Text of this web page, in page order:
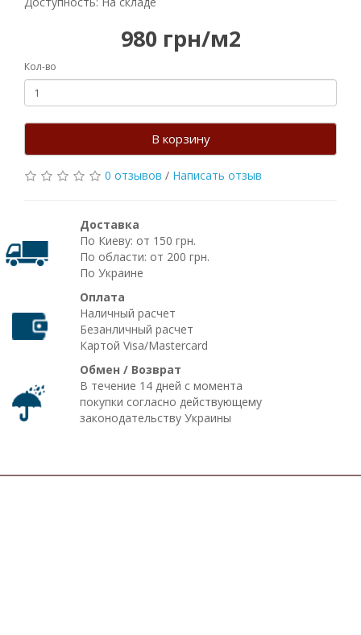
980 грн/м2
Кол-во
В корзину
0 отзывов / Написать отзыв
Доставка
По Киеву: от 150 грн.
По области: от 200 грн.
По Украине
Оплата
Наличный расчет
Безанличный расчет
Картой Visa/Mastercard
Обмен / Возврат
В течение 14 дней с момента
покупки согласно действующему
законодательству Украины